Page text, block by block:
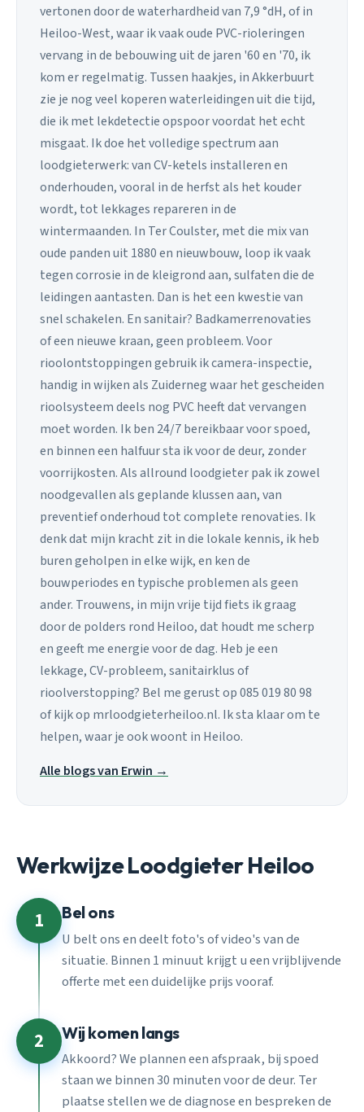
vertonen door de waterhardheid van 7,9 °dH, of in
Heiloo-West, waar ik vaak oude PVC-rioleringen
vervang in de bebouwing uit de jaren '60 en '70, ik
kom er regelmatig. Tussen haakjes, in Akkerbuurt
zie je nog veel koperen waterleidingen uit die tijd,
die ik met lekdetectie opspoor voordat het echt
misgaat. Ik doe het volledige spectrum aan
loodgieterwerk: van CV-ketels installeren en
onderhouden, vooral in de herfst als het kouder
wordt, tot lekkages repareren in de
wintermaanden. In Ter Coulster, met die mix van
oude panden uit 1880 en nieuwbouw, loop ik vaak
tegen corrosie in de kleigrond aan, sulfaten die de
leidingen aantasten. Dan is het een kwestie van
snel schakelen. En sanitair? Badkamerrenovaties
of een nieuwe kraan, geen probleem. Voor
rioolontstoppingen gebruik ik camera-inspectie,
handig in wijken als Zuiderneg waar het gescheiden
rioolsysteem deels nog PVC heeft dat vervangen
moet worden. Ik ben 24/7 bereikbaar voor spoed,
en binnen een halfuur sta ik voor de deur, zonder
voorrijkosten. Als allround loodgieter pak ik zowel
noodgevallen als geplande klussen aan, van
preventief onderhoud tot complete renovaties. Ik
denk dat mijn kracht zit in die lokale kennis, ik heb
buren geholpen in elke wijk, en ken de
bouwperiodes en typische problemen als geen
ander. Trouwens, in mijn vrije tijd fiets ik graag
door de polders rond Heiloo, dat houdt me scherp
en geeft me energie voor de dag. Heb je een
lekkage, CV-probleem, sanitairklus of
rioolverstopping? Bel me gerust op 085 019 80 98
of kijk op mrloodgieterheiloo.nl. Ik sta klaar om te
helpen, waar je ook woont in Heiloo.
Alle blogs van Erwin →
Werkwijze Loodgieter Heiloo
1 Bel ons
U belt ons en deelt foto's of video's van de
situatie. Binnen 1 minuut krijgt u een vrijblijvende
offerte met een duidelijke prijs vooraf.
2 Wij komen langs
Akkoord? We plannen een afspraak, bij spoed
staan we binnen 30 minuten voor de deur. Ter
plaatse stellen we de diagnose en bespreken de